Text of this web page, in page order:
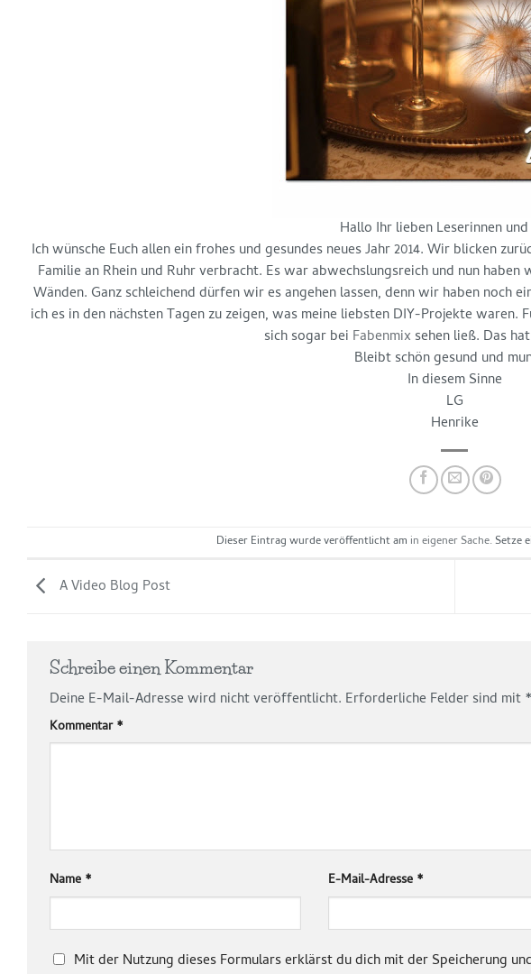
Hallo Ihr lieben Leserinnen
Ich wünsche Euch allen ein frohes und gesundes neues Jahr 2014. Wir blicken
Familie an Rhein und Ruhr verbracht. Es war abwechslungsreich und nun
Wänden. Ganz schleichend dürfen wir es angehen lassen, denn wir haben noch
ich es in den nächsten Tagen zu zeigen, was meine liebsten DIY-Projekte waren.
sich sogar bei Fabenmix sehen ließ. Das
Bleibt schön gesund und
In diesem Sinne
LG
Henrike
Dieser Eintrag wurde veröffentlicht am in eigener Sache. Setze
A Video Blog Post
Schreibe einen Kommentar
Deine E-Mail-Adresse wird nicht veröffentlicht. Erforderliche Felder sind mit*
Kommentar*
Name * E-Mail-Adresse *
Mit der Nutzung dieses Formulars erklärst du dich mit der Speicherung